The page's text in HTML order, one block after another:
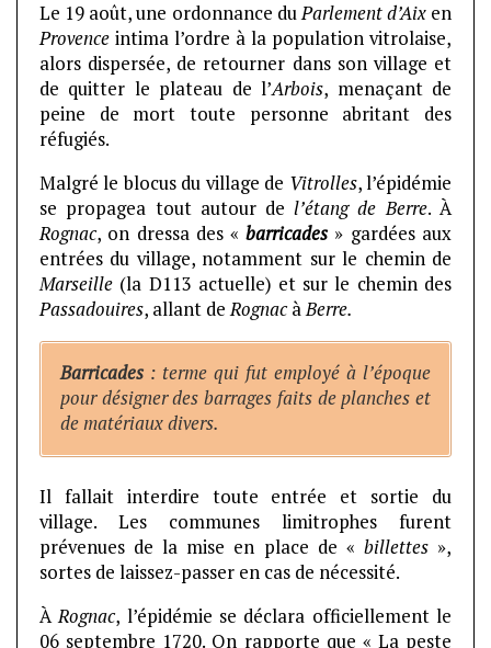
Le 19 août, une ordonnance duParlement d’Aixen
Provence intima l’ordre à la population vitrolaise,
alors dispersée, de retourner dans son village et
de quitter le plateau de l’Arbois, menaçant de
peine de mort toute personne abritant des
réfugiés.
Malgré le blocus du village de Vitrolles, l’épidémie
se propagea tout autour del’étang de Berre. À
Rognac, on dressa des «barricades» gardées aux
entrées du village, notamment sur le chemin de
Marseille (la D113 actuelle) et sur le chemin des
Passadouires, allant deRognacàBerre.
Barricades : terme qui fut employé à l’époque
pour désigner des barrages faits de planches et
de matériaux divers.
Il fallait interdire toute entrée et sortie du
village. Les communes limitrophes furent
prévenues de la mise en place de « billettes»,
sortes de laissez-passer en cas de nécessité.
ÀRognac, l’épidémie se déclara officiellement le
06 septembre 1720. On rapporte que « La peste